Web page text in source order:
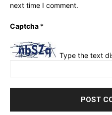
next time I comment.
Captcha *
Type the text